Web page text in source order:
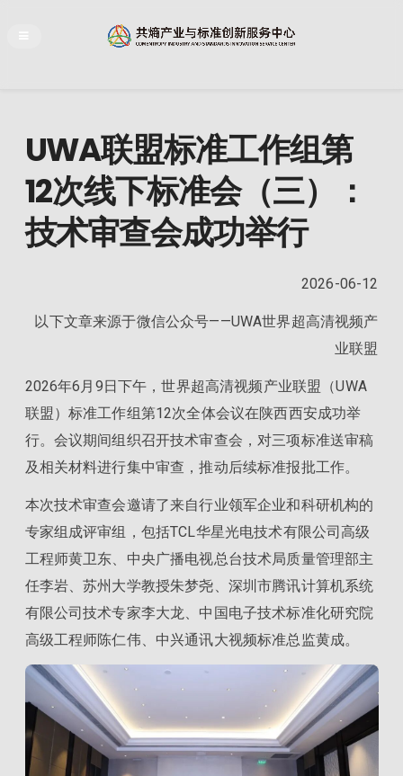
UWA联盟标准工作组第
12次线下标准会（三）：
技术审查会成功举行
2026-06-12
以下文章来源于微信公众号——UWA世界超高清视频产
业联盟
2026年6月9日下午，世界超高清视频产业联盟（UWA
联盟）标准工作组第12次全体会议在陕西西安成功举
行。会议期间组织召开技术审查会，对三项标准送审稿
及相关材料进行集中审查，推动后续标准报批工作。
本次技术审查会邀请了来自行业领军企业和科研机构的
专家组成评审组，包括TCL华星光电技术有限公司高级
工程师黄卫东、中央广播电视总台技术局质量管理部主
任李岩、苏州大学教授朱梦尧、深圳市腾讯计算机系统
有限公司技术专家李大龙、中国电子技术标准化研究院
高级工程师陈仁伟、中兴通讯大视频标准总监黄成。